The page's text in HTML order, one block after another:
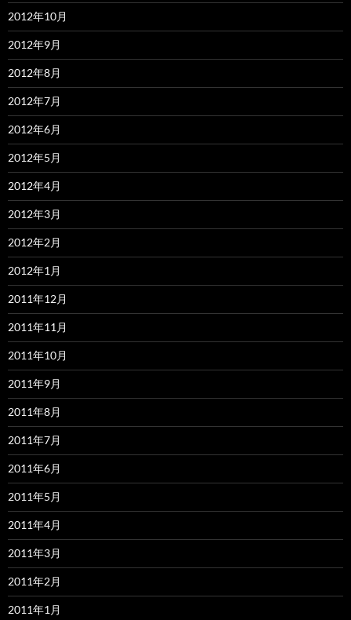
2012年10月
2012年9月
2012年8月
2012年7月
2012年6月
2012年5月
2012年4月
2012年3月
2012年2月
2012年1月
2011年12月
2011年11月
2011年10月
2011年9月
2011年8月
2011年7月
2011年6月
2011年5月
2011年4月
2011年3月
2011年2月
2011年1月